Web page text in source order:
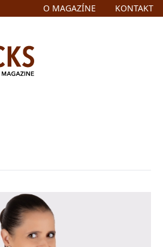
O MAGAZÍNE KONTAKT